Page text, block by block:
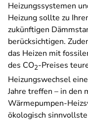
Heizungssystemen
Heizung sollte zu
zukünftigen
berücksichtigen.
das Heizen mit
des CO2-Preises
Heizungswechsel
Jahre treffen – in den
Wärmepumpen-
ökologisch